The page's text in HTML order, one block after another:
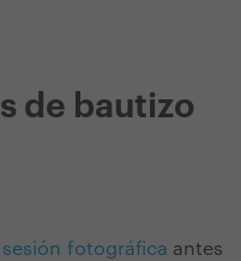
de bautizo
sesión fotográfica antes